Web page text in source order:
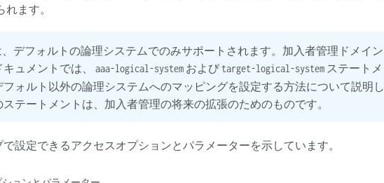
ます。
デフォルトの論理システムでのみサポートされます。加入者管理ドメイン
ュメントでは、 aaa-logical-system および target-logical-system ステートメ
ォルト以外の論理システムへのマッピングを設定する方法について説明し
テートメントは、加入者管理の将来の拡張のためのものです。
で設定できるアクセスオプションとパラメーターを示しています。